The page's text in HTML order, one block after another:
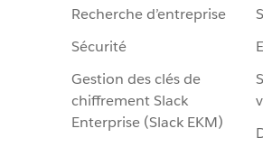
Recherche d’entreprise
Sécurité
Gestion des clés de
chiffrement Slack
Enterprise (Slack EKM)